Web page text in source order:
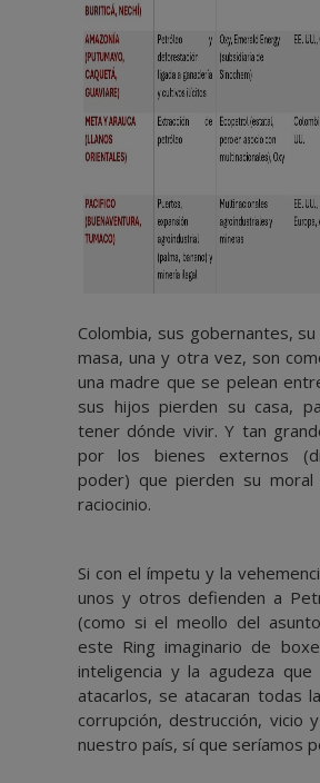
Colombia, sus gobernantes,
masa, una y otra vez, son
una madre que se pelean
sus hijos pierden su casa,
tener dónde vivir. Y tan
por los bienes externos
poder) que pierden su moral
raciocinio.
Si con el ímpetu y la
unos y otros defienden a
(como si el meollo del
este Ring imaginario de
inteligencia y la agudeza
atacarlos, se atacaran todas
corrupción, destrucción, vicio
nuestro país, sí que seríamos